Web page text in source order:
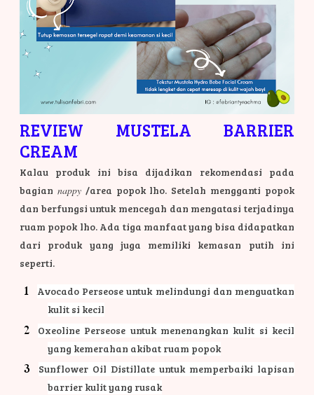
REVIEW MUSTELA BARRIER
CREAM
Kalau produk ini bisa dijadikan rekomendasi pada
bagian nappy/area popok lho. Setelah mengganti popok
dan berfungsi untuk mencegah dan mengatasi terjadinya
ruam popok lho. Ada tiga manfaat yang bisa didapatkan
dari produk yang juga memiliki kemasan putih ini
seperti.
Avocado Perseose untuk melindungi dan menguatkan
kulit si kecil
Oxeoline Perseose untuk menenangkan kulit si kecil
yang kemerahan akibat ruam popok
Sunflower Oil Distillate untuk memperbaiki lapisan
barrier kulit yang rusak